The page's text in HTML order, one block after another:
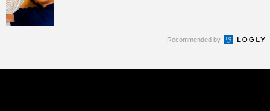
Recommended by